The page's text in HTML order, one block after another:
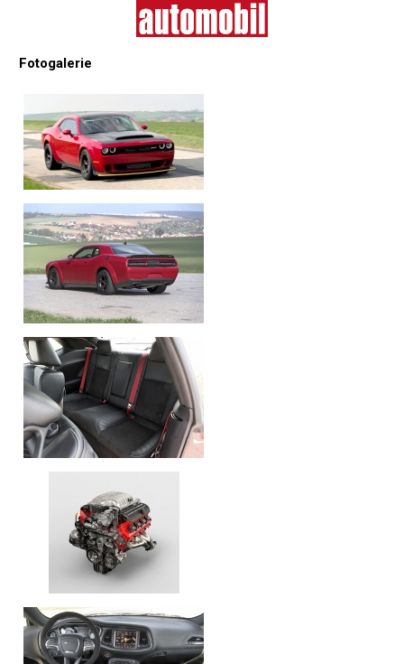
Fotogalerie